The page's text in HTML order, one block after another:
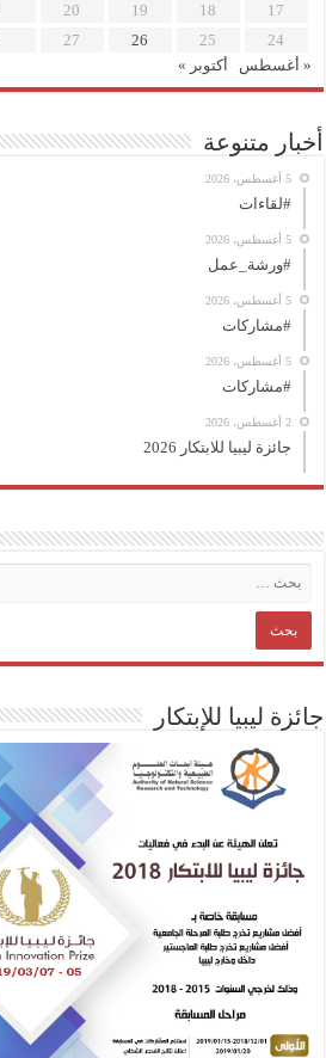
17
18
19
20
24
25
26
27
« أغسطس
أكتوبر »
أخبار متنوعة
5 أغسطس، 2026
#لقاءات
5 أغسطس، 2026
#ورشة_عمل
5 أغسطس، 2026
#مشاركات
5 أغسطس، 2026
#مشاركات
2 أغسطس، 2026
جائزة ليبيا للابتكار 2026
جائزة ليبيا للإبتكار